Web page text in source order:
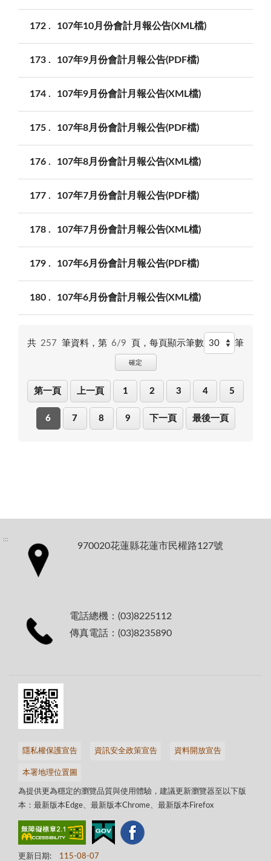
172 107年10月份會計月報公告(XML檔)
173 107年9月份會計月報公告(PDF檔)
174 107年9月份會計月報公告(XML檔)
175 107年8月份會計月報公告(PDF檔)
176 107年8月份會計月報公告(XML檔)
177 107年7月份會計月報公告(PDF檔)
178 107年7月份會計月報公告(XML檔)
179 107年6月份會計月報公告(PDF檔)
180 107年6月份會計月報公告(XML檔)
共 257 筆資料，第 6/9 頁， 每頁顯示筆數 筆
確定
第一頁 上一頁 1 2 3 4 5
6 7 8 9 下一頁 最後一頁
:::
970020花蓮縣花蓮市民權路127號
電話總機：(03)8225112
傳真電話：(03)8235890
隱私權保護宣告 資訊安全政策宣告 資料開放宣告
本署地理位置圖
為提供更為穩定的瀏覽品質與使用體驗，建議更新瀏覽器至以下版
本：最新版本Edge、最新版本Chrome、最新版本Firefox
更新日期: 115-08-07